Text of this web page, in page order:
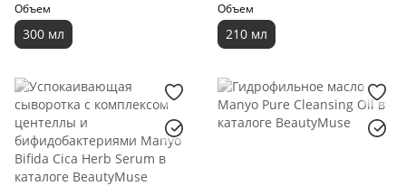
Объем
300 мл
Объем
210 мл